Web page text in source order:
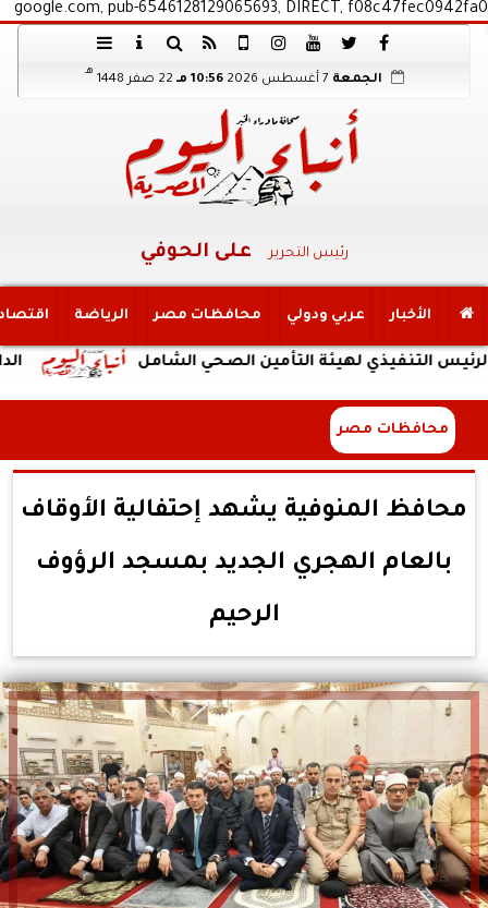
google.com, pub-6546128129065693, DIRECT, f08c47fec0942fa0
الجمعة 10:56 مـ 22 صفر 1448
هـ
رئيس التحرير على الحوفي
الأخبار عربي ودولي محافظات مصر الرياضة
الداخلية: لهيئة التأمين الصحي الشامل
محافظات مصر
محافظ المنوفية يشهد إحتفالية الأوقاف
بالعام الهجري الجديد بمسجد الرؤوف
الرحيم